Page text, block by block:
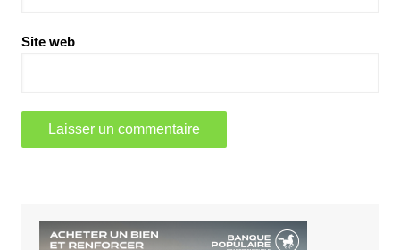
Site web